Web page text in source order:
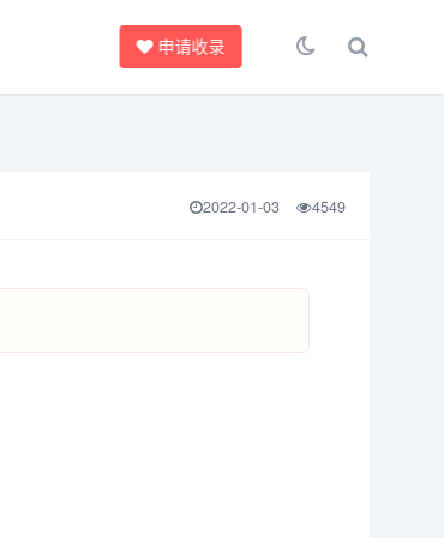
申请收录
2022-01-03 4549